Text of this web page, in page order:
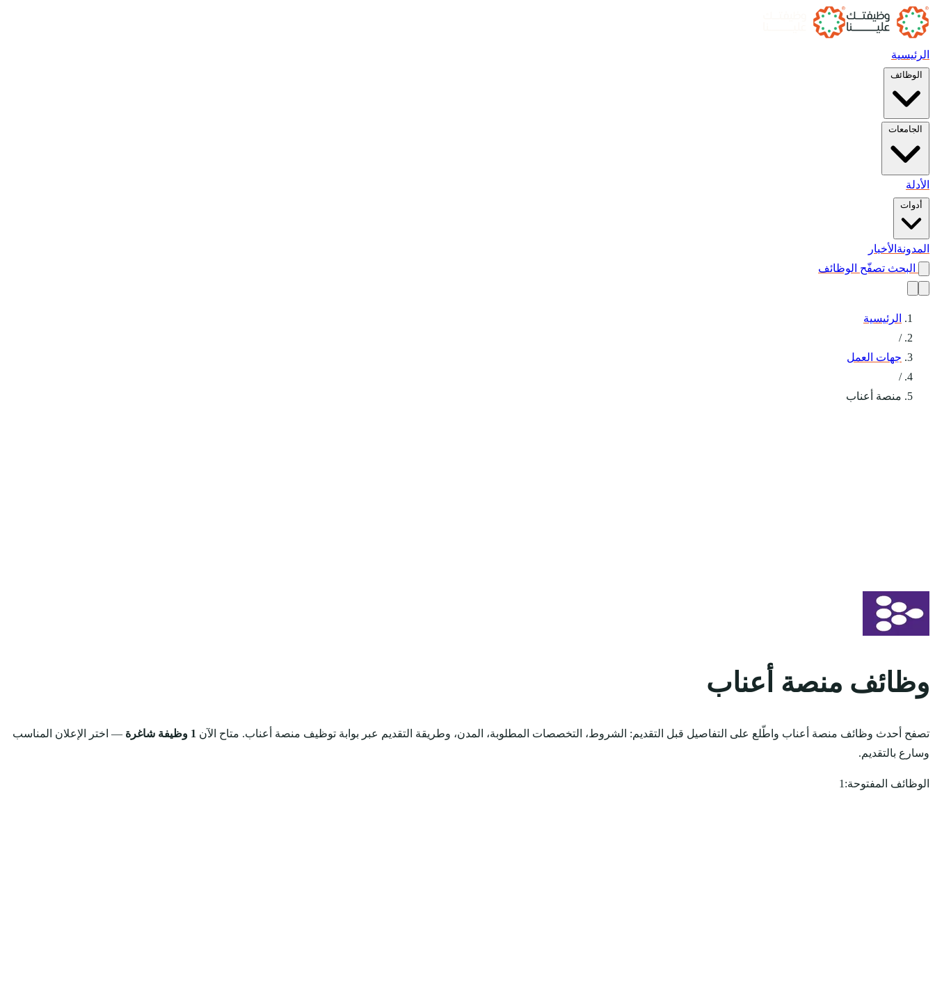
الرئيسية
الوظائف
الجامعات
الأدلة
أدوات
المدونة الأخبار
البحث تصفّح الوظائف
الرئيسية
/
جهات العمل
/
منصة أعناب
وظائف منصة أعناب
تصفح أحدث وظائف منصة أعناب واطّلع على التفاصيل قبل التقديم: الشروط، التخصصات المطلوبة، المدن، وطريقة التقديم عبر بوابة توظيف منصة أعناب. متاح الآن 1 وظيفة شاغرة
— اختر الإعلان المناسب
وسارع بالتقديم.
الوظائف المفتوحة: 1